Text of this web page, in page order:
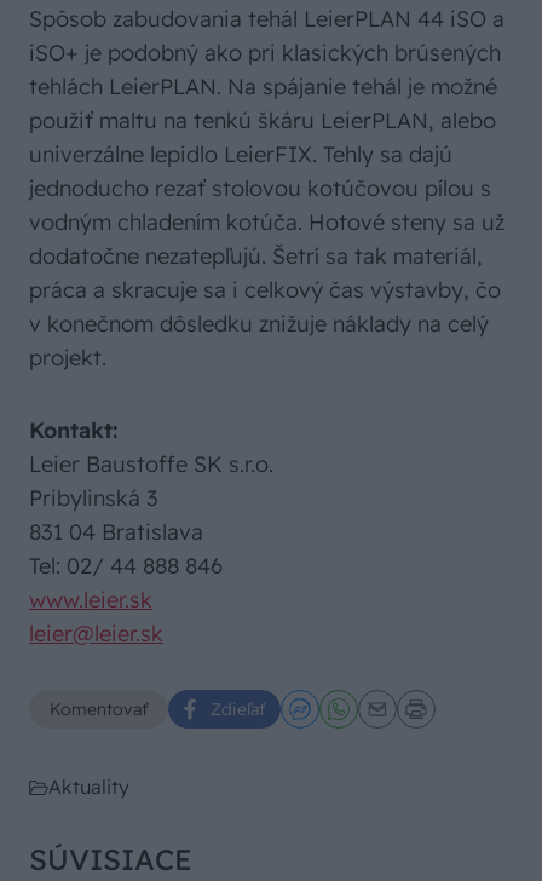
Spôsob zabudovania tehál LeierPLAN 44 iSO a
iSO+ je podobný ako pri klasických brúsených
tehlách LeierPLAN. Na spájanie tehál je možné
použiť maltu na tenkú škáru LeierPLAN, alebo
univerzálne lepidlo LeierFIX. Tehly sa dajú
jednoducho rezať stolovou kotúčovou pílou s
vodným chladením kotúča. Hotové steny sa už
dodatočne nezatepľujú. Šetrí sa tak materiál,
práca a skracuje sa i celkový čas výstavby, čo
v konečnom dôsledku znižuje náklady na celý
projekt.
Kontakt:
Leier Baustoffe SK s.r.o.
Pribylinská 3
831 04 Bratislava
Tel: 02/ 44 888 846
www.leier.sk
leier@leier.sk
Komentovať Zdieľať
Aktuality
SÚVISIACE